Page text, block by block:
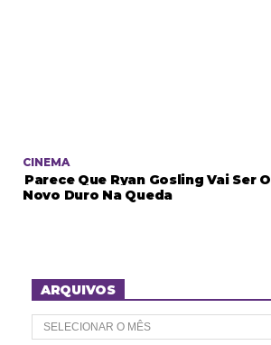
CINEMA
Parece Que Ryan Gosling Vai Ser O
Novo Duro Na Queda
ARQUIVOS
A
r